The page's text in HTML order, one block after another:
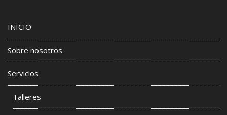
INICIO
Sobre nosotros
Servicios
Talleres